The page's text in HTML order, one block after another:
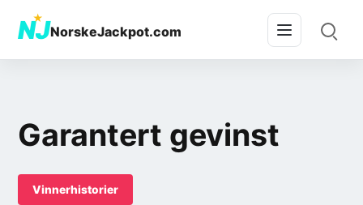
NJ
★
NorskeJackpot.com
Garantert gevinst
Vinnerhistorier